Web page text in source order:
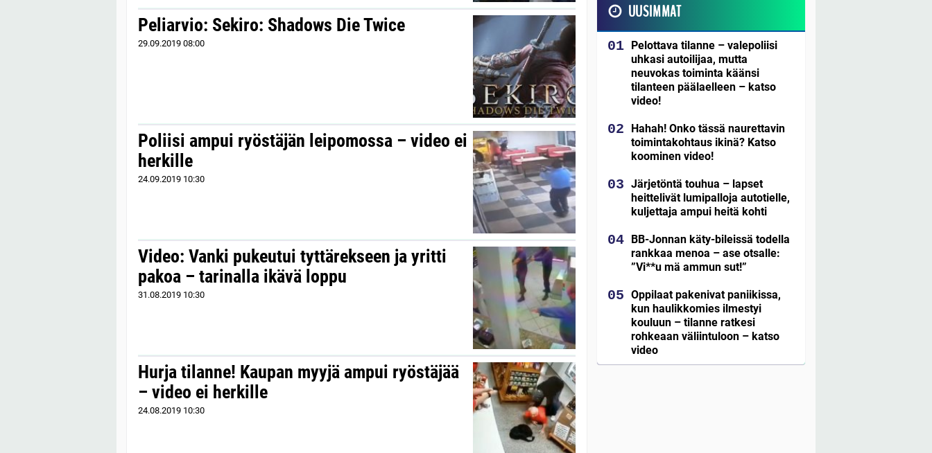
Peliarvio: Sekiro: Shadows Die Twice
29.09.2019 08:00
Poliisi ampui ryöstäjän leipomossa – video ei
herkille
24.09.2019 10:30
Video: Vanki pukeutui tyttärekseen ja yritti
pakoa – tarinalla ikävä loppu
31.08.2019 10:30
Hurja tilanne! Kaupan myyjä ampui ryöstäjää
– video ei herkille
24.08.2019 10:30
UUSIMMAT
Pelottava tilanne – valepoliisi
uhkasi autoilijaa, mutta
neuvokas toiminta käänsi
tilanteen päälaelleen – katso
video!
Hahah! Onko tässä naurettavin
toimintakohtaus ikinä? Katso
koominen video!
Järjetöntä touhua – lapset
heittelivät lumipalloja autotielle,
kuljettaja ampui heitä kohti
BB-Jonnan käty-bileissä todella
rankkaa menoa – ase otsalle:
”Vi**u mä ammun sut!”
Oppilaat pakenivat paniikissa,
kun haulikkomies ilmestyi
kouluun – tilanne ratkesi
rohkeaan väliintuloon – katso
video